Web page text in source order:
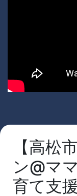
【高松
ン@マ
育て支